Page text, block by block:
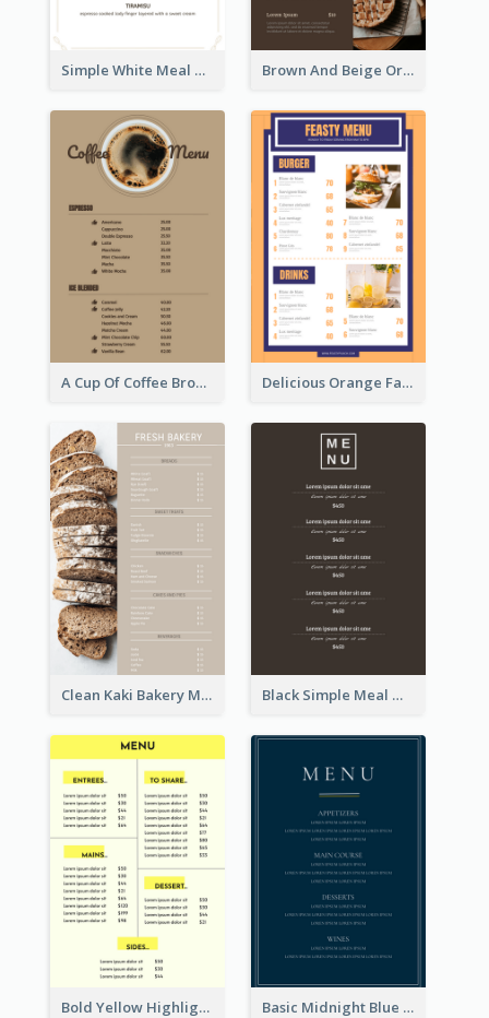
Simple White Meal Menu Design Brown And Beige Organic Bakery Menu Design
A Cup Of Coffee Brown Menu Design Template Delicious Orange Fast Food Restaurant Menu Design
Clean Kaki Bakery Menu Design Ideas Black Simple Meal Menu Design Template
Bold Yellow Highlight Simple Food Menu Design Basic Midnight Blue Diner Design Inspiration